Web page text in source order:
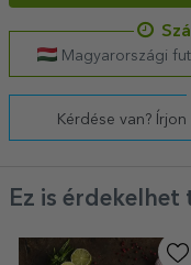
Magyarországi
Kérdése van?
Ez is érdekelhet